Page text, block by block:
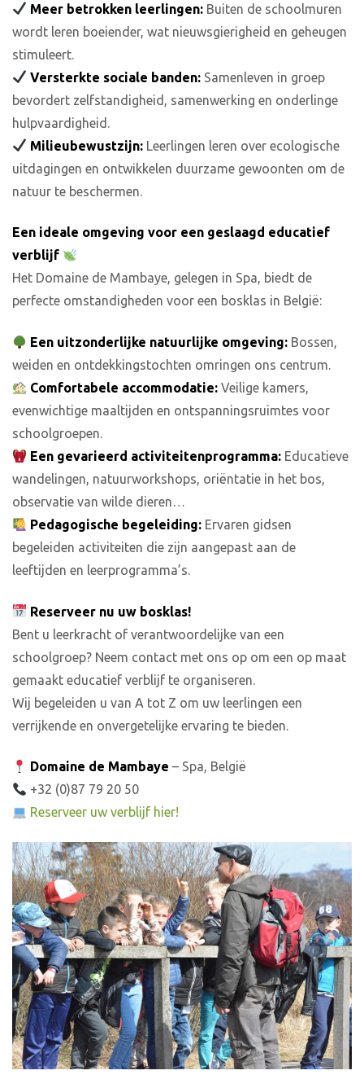
Meer betrokken leerlingen: Buiten de schoolmuren
wordt leren boeiender, wat nieuwsgierigheid en geheugen
stimuleert.
Versterkte sociale banden: Samenleven in groep
bevordert zelfstandigheid, samenwerking en onderlinge
hulpvaardigheid.
Milieubewustzijn: Leerlingen leren over ecologische
uitdagingen en ontwikkelen duurzame gewoonten om de
natuur te beschermen.
Een ideale omgeving voor een geslaagd educatief
verblijf
Het Domaine de Mambaye, gelegen in Spa, biedt de
perfecte omstandigheden voor een bosklas in België:
Een uitzonderlijke natuurlijke omgeving: Bossen,
weiden en ontdekkingstochten omringen ons centrum.
Comfortabele accommodatie: Veilige kamers,
evenwichtige maaltijden en ontspanningsruimtes voor
schoolgroepen.
Een gevarieerd activiteitenprogramma: Educatieve
wandelingen, natuurworkshops, oriëntatie in het bos,
observatie van wilde dieren…
Pedagogische begeleiding: Ervaren gidsen
begeleiden activiteiten die zijn aangepast aan de
leeftijden en leerprogramma’s.
Reserveer nu uw bosklas!
Bent u leerkracht of verantwoordelijke van een
schoolgroep? Neem contact met ons op om een op maat
gemaakt educatief verblijf te organiseren.
Wij begeleiden u van A tot Z om uw leerlingen een
verrijkende en onvergetelijke ervaring te bieden.
Domaine de Mambaye – Spa, België
+32 (0)87 79 20 50
Reserveer uw verblijf hier!